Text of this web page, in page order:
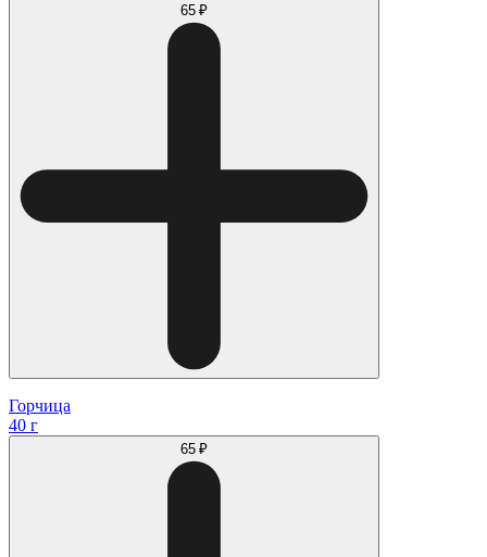
65 ₽
Горчица
40 г
65 ₽